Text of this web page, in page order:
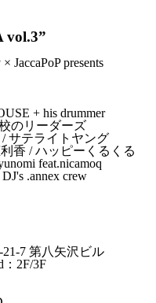
vol.3”
JaccaPoP presents
+ his drummer
のリーダーズ
サテライトヤング
香 / ハッピーくるくる
feat.nicamoq
.annex crew
7 第八矢沢ビル
2F/3F